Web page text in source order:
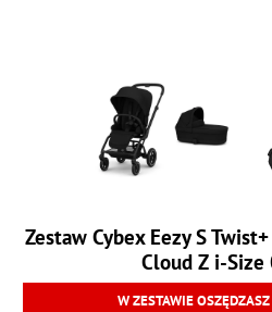
Zestaw Cybex Eezy S
Cloud Z i-
W ZESTAWIE